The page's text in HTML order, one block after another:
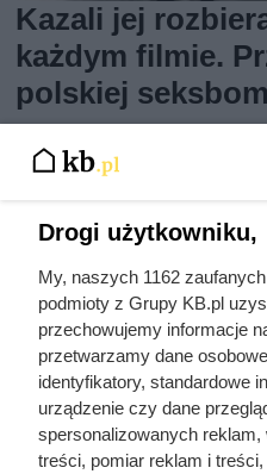
Kazali jej
każdym filmie.
polskiej
Drogi użytkowniku,
My, naszych 1162
podmioty z Grupy KB.pl
przechowujemy informacje
przetwarzamy dane
identyfikatory, standardowe
urządzenie czy dane
spersonalizowanych
treści, pomiar reklam i